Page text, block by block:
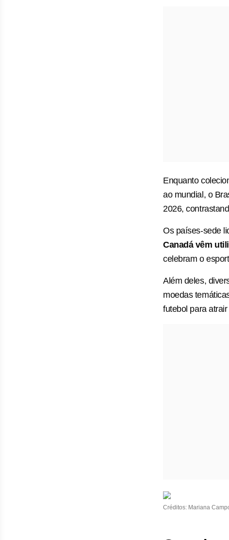
Enquanto
ao mundial, o
2026,
Os países-sede
Canadá vêm
celebram o
Além deles,
moedas
futebol para
Créditos: Mariana